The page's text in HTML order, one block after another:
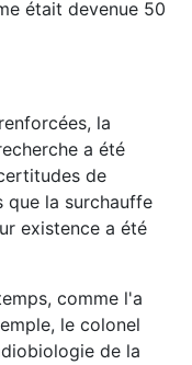
était devenue 50
la
a été
de
que la surchauffe
existence a été
comme l'a
le colonel
de la